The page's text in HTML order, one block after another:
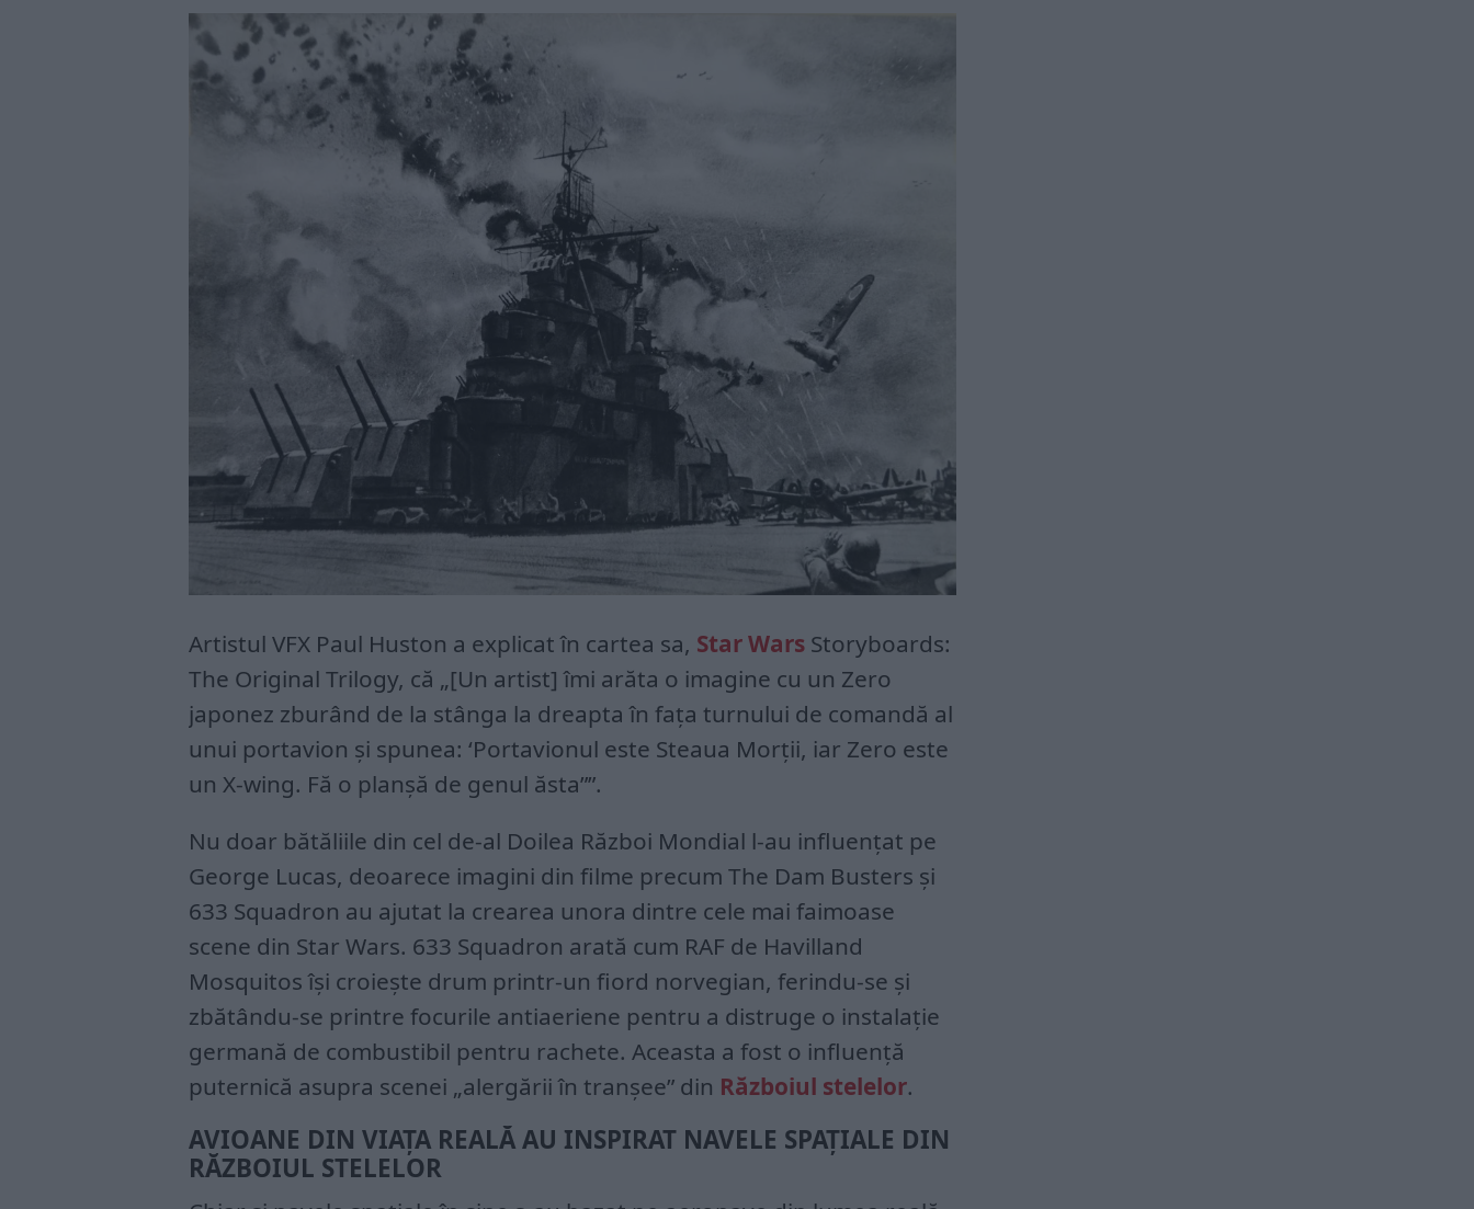
Artistul VFX Paul Huston a explicat în cartea sa, Star Wars Storyboards:
The Original Trilogy, că „[Un artist] îmi arăta o imagine cu un Zero
japonez zburând de la stânga la dreapta în fața turnului de comandă al
unui portavion și spunea: ‘Portavionul este Steaua Morții, iar Zero este
un X-wing. Fă o planșă de genul ăsta””.
Nu doar bătăliile din cel de-al Doilea Război Mondial l-au influențat pe
George Lucas, deoarece imagini din filme precum The Dam Busters și
633 Squadron au ajutat la crearea unora dintre cele mai faimoase
scene din Star Wars. 633 Squadron arată cum RAF de Havilland
Mosquitos își croiește drum printr-un fiord norvegian, ferindu-se și
zbătându-se printre focurile antiaeriene pentru a distruge o instalație
germană de combustibil pentru rachete. Aceasta a fost o influență
puternică asupra scenei „alergării în tranșee” din Războiul stelelor.
AVIOANE DIN VIAȚA REALĂ AU INSPIRAT NAVELE SPAȚIALE DIN
RĂZBOIUL STELELOR